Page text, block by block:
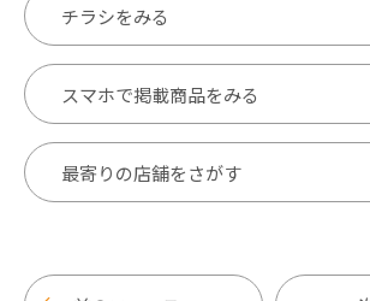
チラシをみる
スマホで掲載商品をみる
最寄りの店舗をさがす